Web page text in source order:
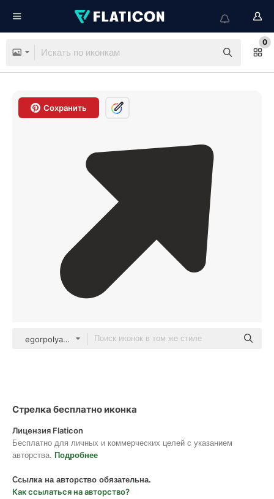
0
Сохранить
egorpolyakov Others
Стрелка бесплатно иконка
Лицензия Flaticon
Бесплатно для личных и коммерческих целей с указанием
авторства. Подробнее
Ссылка на авторство обязательна.
Как ссылаться на авторство?